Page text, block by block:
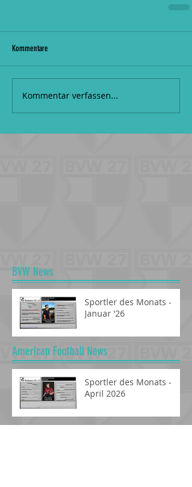
Kommentare
Kommentar verfassen...
BVW News
Sportler des Monats -
Januar '26
American Football News
Sportler des Monats -
April 2026